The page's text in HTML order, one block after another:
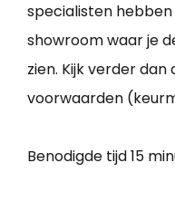
specialisten
showroom waar je
zien. Kijk verder
voorwaarden
Benodigde tijd15